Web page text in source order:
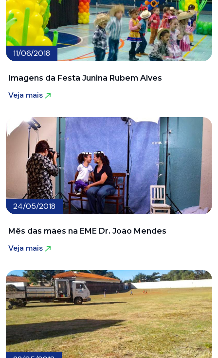
11/06/2018
Imagens da Festa Junina Rubem Alves
Veja mais
24/05/2018
Mês das mães na EME Dr. João Mendes
Veja mais